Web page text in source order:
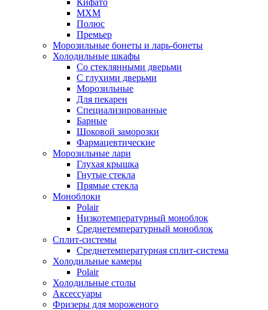
МХМ
Полюс
Премьер
Морозильные бонеты и ларь-бонеты
Холодильные шкафы
Со стеклянными дверьми
С глухими дверьми
Морозильные
Для пекарен
Специализированные
Барные
Шоковой заморозки
Фармацевтические
Морозильные лари
Глухая крышка
Гнутые стекла
Прямые стекла
Моноблоки
Polair
Низкотемпературный моноблок
Среднетемпературный моноблок
Сплит-системы
Среднетемпературная сплит-система
Холодильные камеры
Polair
Холодильные столы
Аксессуары
Фризеры для мороженого